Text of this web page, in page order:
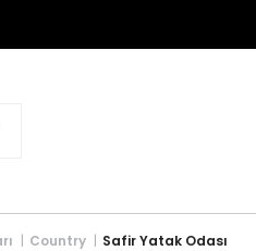
Country Safir Yatak Odası